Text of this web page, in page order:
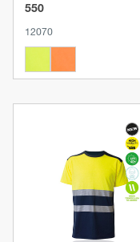
550
12070
Produkt anzeigen